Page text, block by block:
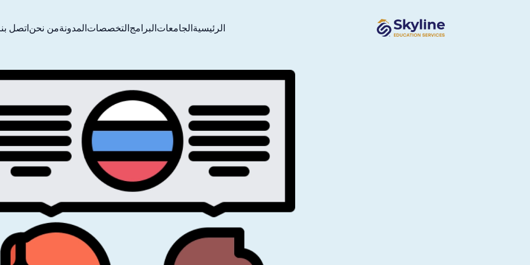
الرئيسيةالجامعاتالبرامجالتخصصاتالمدونةمن نحناتصل